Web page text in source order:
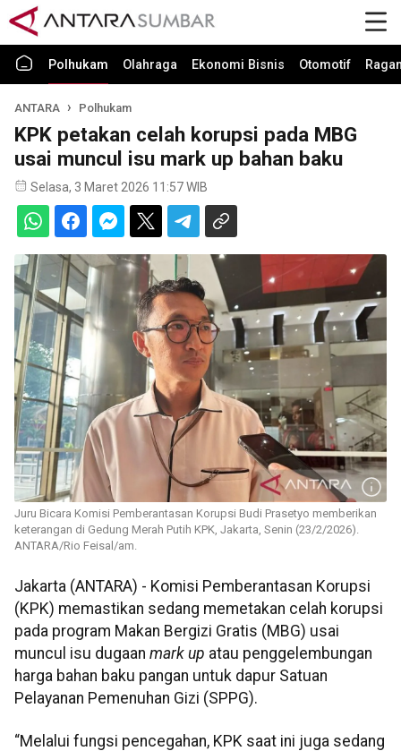
Polhukam Olahraga Ekonomi Bisnis Otomotif
ANTARA Polhukam
KPK petakan celah korupsi pada MBG
usai muncul isu mark up bahan baku
Selasa, 3 Maret 2026 11:57 WIB
Juru Bicara Komisi Pemberantasan Korupsi Budi Prasetyo memberikan
keterangan di Gedung Merah Putih KPK, Jakarta, Senin (23/2/2026).
ANTARA/Rio Feisal/am.
Jakarta (ANTARA) - Komisi Pemberantasan Korupsi
(KPK) memastikan sedang memetakan celah korupsi
pada program Makan Bergizi Gratis (MBG) usai
muncul isu dugaan mark up atau penggelembungan
harga bahan baku pangan untuk dapur Satuan
Pelayanan Pemenuhan Gizi (SPPG).
“Melalui fungsi pencegahan, KPK saat ini juga sedang